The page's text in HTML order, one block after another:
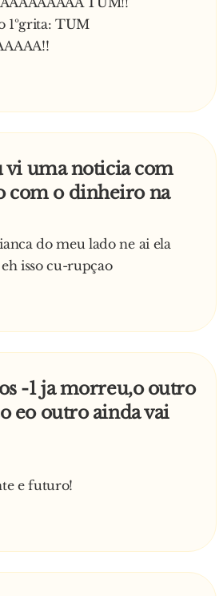
1ºgrita: TUM
vi uma noticia com
com o dinheiro na
do meu lado ne ai ela
isso cu-rupçao
-1 ja morreu,o outro
eo outro ainda vai
e futuro!